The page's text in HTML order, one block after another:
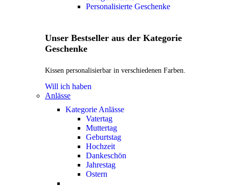
Personalisierte Geschenke
Unser Bestseller aus der Kategorie
Geschenke
Kissen personalisierbar in verschiedenen Farben.
Will ich haben
Anlässe
Kategorie Anlässe
Vatertag
Muttertag
Geburtstag
Hochzeit
Dankeschön
Jahrestag
Ostern